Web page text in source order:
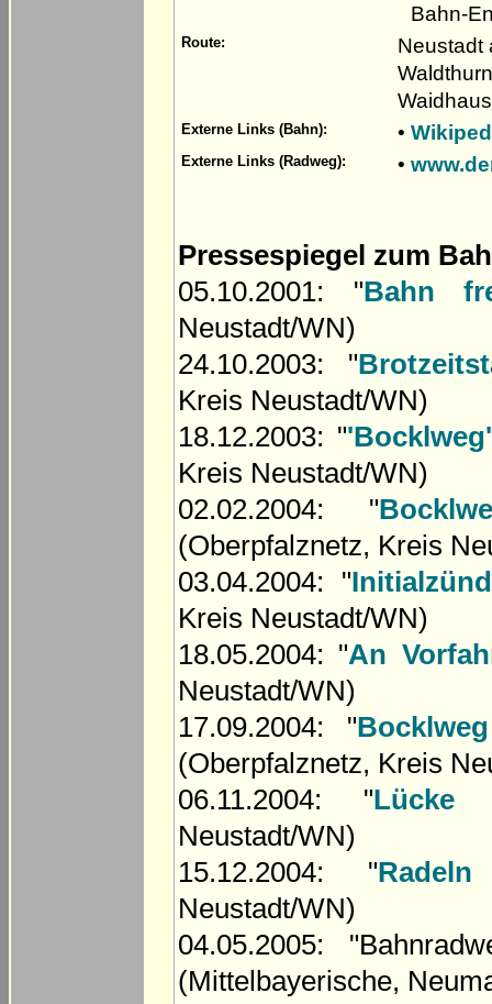
Bahn-
Route:
Neustadt
Externe Links (Bahn): •
Externe Links (Radweg): •
Pressespiegel zum
05.10.2001: "Bahn
Neustadt/WN)
24.10.2003: "
Kreis Neustadt/WN)
18.12.2003: "
Kreis Neustadt/WN)
02.02.2004: "
(Oberpfalznetz, Kreis
03.04.2004: "
Kreis Neustadt/WN)
18.05.2004: "An
Neustadt/WN)
17.09.2004: "
(Oberpfalznetz, Kreis
06.11.2004: "Lücke
Neustadt/WN)
15.12.2004: "
Neustadt/WN)
04.05.2005:
(Mittelbayerische,